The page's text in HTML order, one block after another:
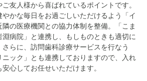
友人様から喜ばれているポイントです。
かな毎日をお過ごしいただけるよう「イ
の医療機関との協力体制を整備。「こま
淵病院」と連携し、もしものときも適切に
らに、訪問歯科診療サービスを行なう
ニック」とも連携しておりますので、入れ
心してお任せいただけます。